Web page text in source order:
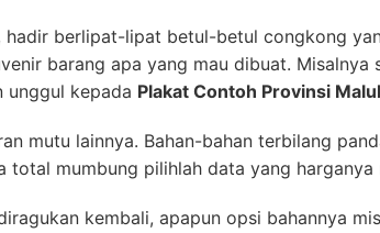
hadir berlipat-lipat betul-betul congkong
barang apa yang mau dibuat.
unggul kepada Plakat Contoh Provinsi
mutu lainnya. Bahan-bahan terbilang
total mumbung pilihlah data yang harganya
kembali, apapun opsi bahannya